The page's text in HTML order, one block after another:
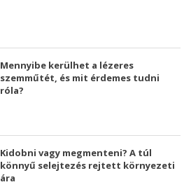
Mennyibe kerülhet a lézeres
szemműtét, és mit érdemes tudni
róla?
Kidobni vagy megmenteni? A túl
könnyű selejtezés rejtett környezeti
ára